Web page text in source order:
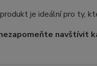
je ideální pro ty,
navštívit